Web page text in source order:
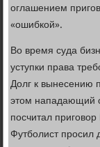
оглашением
«ошибкой».
Во время суда
уступки права
Долг к вынесению
этом нападающий
посчитал
Футболист просил